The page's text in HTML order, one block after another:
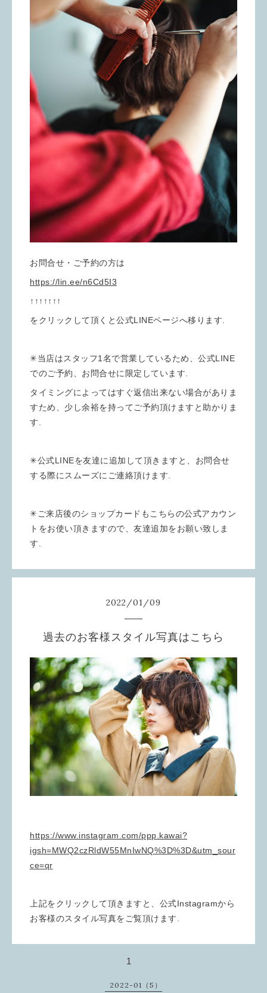
お問合せ・ご予約の方は
https://lin.ee/n6Cd5I3
↑↑↑↑↑↑↑
をクリックして頂くと公式LINEページへ移ります.
✳︎当店はスタッフ1名で営業しているため、公式LINE
でのご予約、お問合せに限定しています.
タイミングによってはすぐ返信出来ない場合がありま
すため、少し余裕を持ってご予約頂けますと助かりま
す.
✳︎公式LINEを友達に追加して頂きますと、お問合せ
する際にスムーズにご連絡頂けます.
✳︎ご来店後のショップカードもこちらの公式アカウン
トをお使い頂きますので、友達追加をお願い致しま
す.
2022 /01 /09
過去のお客様スタイル写真はこちら
https://www.instagram.com/ppp.kawai?
igsh=MWQ2czRldW55MnIwNQ%3D%3D&utm_sour
ce=qr
上記をクリックして頂きますと、公式Instagramから
お客様のスタイル写真をご覧頂けます.
1
2022-01（5）